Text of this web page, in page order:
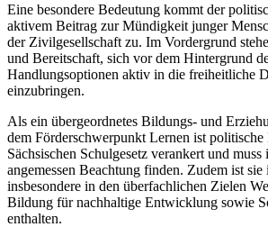
Eine besondere Bedeutung kommt der
aktivem Beitrag zur Mündigkeit junger
der Zivilgesellschaft zu. Im Vordergrund
und Bereitschaft, sich vor dem Hintergrund
Handlungsoptionen aktiv in die freiheitliche
einzubringen.
Als ein übergeordnetes Bildungs- und
dem Förderschwerpunkt Lernen ist
Sächsischen Schulgesetz verankert und muss
angemessen Beachtung finden. Zudem ist sie
insbesondere in den überfachlichen Zielen
Bildung für nachhaltige Entwicklung sowie
enthalten.